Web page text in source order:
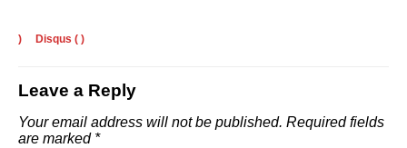
) Disqus ( )
Leave a Reply
Your email address will not be published. Required fields
are marked *